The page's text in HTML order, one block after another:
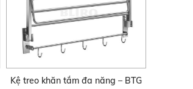
Kệ treo khăn tắm đa năng – BTG